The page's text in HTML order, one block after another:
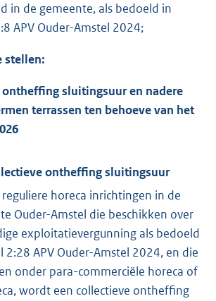
in de gemeente, als bedoeld in
APV Ouder-Amstel 2024;
stellen:
sluitingsuur en nadere
terrassen ten behoeve van het
ontheffing sluitingsuur
horeca inrichtingen in de
Ouder-Amstel die beschikken over
exploitatievergunning als bedoeld
2:28 APV Ouder-Amstel 2024, en die
onder para-commerciële horeca of
wordt een collectieve ontheffing